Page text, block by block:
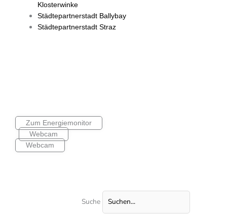
Klosterwinke
Städtepartnerstadt Ballybay
Städtepartnerstadt Straz
Zum Energiemonitor
Webcam
Webcam
Suche